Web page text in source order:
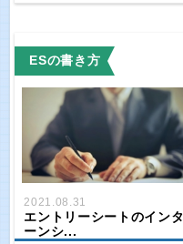
ESの書き方
2021.08.31
エントリーシートのインタ
ーンシ...